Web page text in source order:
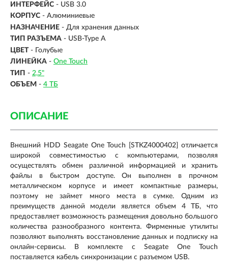
ИНТЕРФЕЙС - USB 3.0
КОРПУС - Алюминиевые
НАЗНАЧЕНИЕ - Для хранения данных
ТИП РАЗЪЕМА - USB-Type A
ЦВЕТ - Голубые
ЛИНЕЙКА - One Touch
ТИП - 2,5"
ОБЪЕМ - 4 ТБ
ОПИСАНИЕ
Внешний HDD Seagate One Touch [STKZ4000402] отличается
широкой совместимостью с компьютерами, позволяя
осуществлять обмен различной информацией и хранить
файлы в быстром доступе. Он выполнен в прочном
металлическом корпусе и имеет компактные размеры,
поэтому не займет много места в сумке. Одним из
преимуществ данной модели является объем 4 ТБ, что
предоставляет возможность размещения довольно большого
количества разнообразного контента. Фирменные утилиты
позволяют выполнять восстановление данных и подписку на
онлайн-сервисы. В комплекте с Seagate One Touch
поставляется кабель синхронизации с разъемом USB.